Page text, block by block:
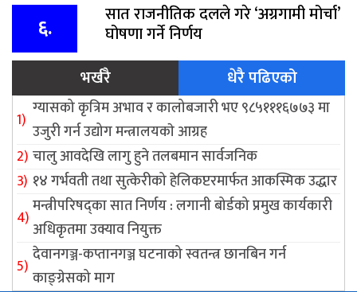
६. सात राजनीतिक दलले गरे ‘अग्रगामी मोर्चा’
घोषणा गर्ने निर्णय
भर्खरै
धेरै पढिएको
ग्यासको कृत्रिम अभाव र कालोबजारी भए ९८५१११६७७३ मा
उजुरी गर्न उद्योग मन्त्रालयकाे आग्रह
चालु आवदेखि लागु हुने तलबमान सार्वजनिक
१४ गर्भवती तथा सुत्केरीको हेलिकप्टरमार्फत आकस्मिक उद्धार
मन्त्रीपरिषद्का सात निर्णय : लगानी बोर्डको प्रमुख कार्यकारी
अधिकृतमा उक्याव नियुक्त
देवानगञ्ज-कप्तानगञ्ज घटनाको स्वतन्त्र छानबिन गर्न
काङ्ग्रेसको माग